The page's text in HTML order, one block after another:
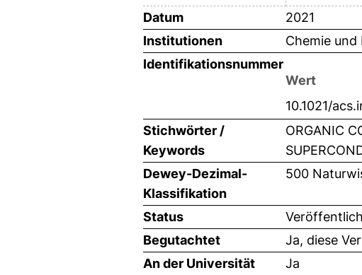
Datum
2021
Institutionen
Chemie
Identifikationsnummer
Wert
10.1021/
Stichwörter /
Keywords
ORGANIC
Dewey-Dezimal-
Klassifikation
500
Status
Begutachtet
Ja, diese
An der Universität
Ja